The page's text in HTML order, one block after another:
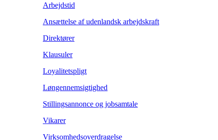
Arbejdstid
Ansættelse af udenlandsk arbejdskraft
Direktører
Klausuler
Loyalitetspligt
Løngennemsigtighed
Stillingsannonce og jobsamtale
Vikarer
Virksomhedsoverdragelse